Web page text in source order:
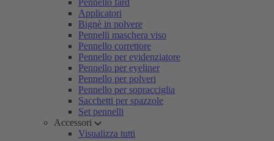
Pennello fard
Applicatori
Bignè in polvere
Pennelli maschera viso
Pennello correttore
Pennello per evidenziatore
Pennello per eyeliner
Pennello per polveri
Pennello per sopracciglia
Sacchetti per spazzole
Set pennelli
Accessori
Visualizza tutti